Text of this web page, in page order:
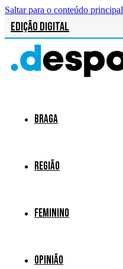
Saltar para o conteúdo principal
Edição Digital
Braga
Região
Feminino
Opinião